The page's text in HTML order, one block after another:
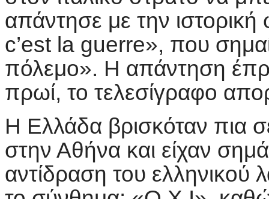
απάντησε με την
c’est la guerre», που
πόλεμο». Η απάντηση
πρωί, το τελεσίγραφο
Η Ελλάδα βρισκόταν πια
στην Αθήνα και είχαν
αντίδραση του ελληνικού